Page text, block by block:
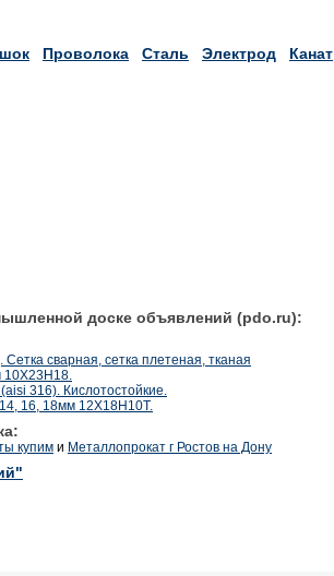
Проволока Сталь Электрод Канат
доске объявлений (pdo.ru):
сварная, сетка плетеная, тканая
10Х23Н18.
316). Кислотостойкие.
16, 18мм 12Х18Н10Т.
купим и Металлопрокат г Ростов на Дону